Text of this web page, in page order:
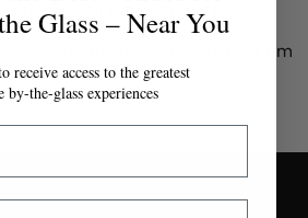
ou expirado
o administrador para obter um
token válido.
Glass – Near You
receive access to the greatest
by-the-glass experiences